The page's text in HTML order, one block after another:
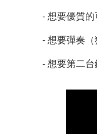
- 想要優質
- 想要彈奏
- 想要第二